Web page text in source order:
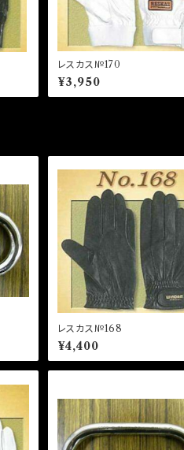
レスカス№170
¥3,950
レスカス№168
¥4,400